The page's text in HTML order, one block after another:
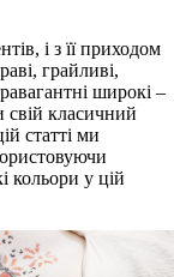
і з її приходом
грайливі,
широкі –
свій класичний
статті ми
кольори у цій